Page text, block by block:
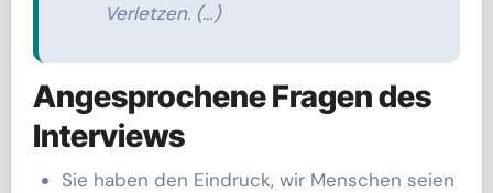
Verletzen. (…)
Angesprochene Fragen des
Interviews
Sie haben den Eindruck, wir Menschen seien